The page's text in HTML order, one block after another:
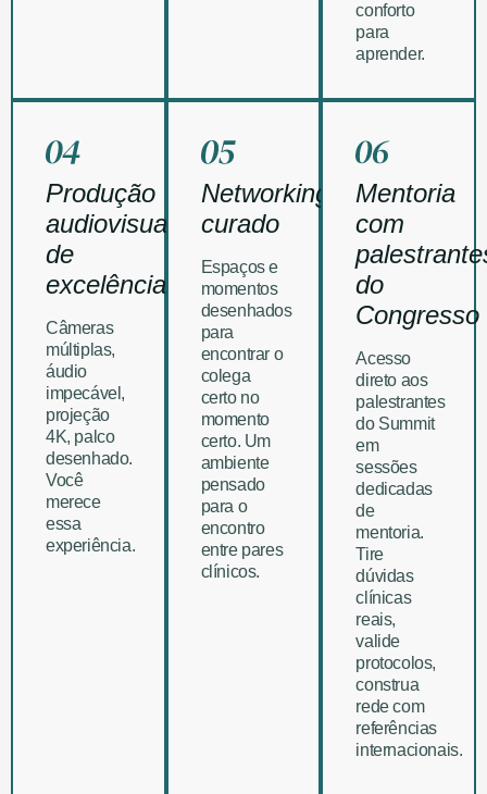
conforto
para
aprender.
Produção
audiovisual
de
excelência
Câmeras
múltiplas,
áudio
impecável,
projeção
4K, palco
desenhado.
Você
merece
essa
experiência.
Networking
curado
Espaços e
momentos
desenhados
para
encontrar o
colega
certo no
momento
certo. Um
ambiente
pensado
para o
encontro
entre pares
clínicos.
Mentoria
com
do
Congresso
Acesso
direto aos
palestrantes
do Summit
em
sessões
dedicadas
de
mentoria.
Tire
dúvidas
clínicas
reais,
valide
protocolos,
construa
rede com
referências
internacionais.